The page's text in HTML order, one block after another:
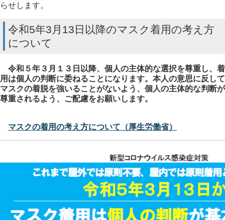
らせします。
令和5年3月13日以降のマスク着用の考え方
について
令和５年３月１３日以降、個人の主体的な選択を尊重し、着
用は個人の判断に委ねることになります。本人の意思に反して
マスクの着脱を強いることがないよう、個人の主体的な判断が
尊重されるよう、ご配慮をお願いします。
マスクの着用の考え方について（厚生労働省）